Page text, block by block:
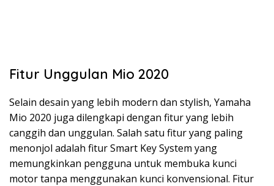
Fitur Unggulan Mio 2020
Selain desain yang lebih modern dan stylish, Yamaha
Mio 2020 juga dilengkapi dengan fitur yang lebih
canggih dan unggulan. Salah satu fitur yang paling
menonjol adalah fitur Smart Key System yang
memungkinkan pengguna untuk membuka kunci
motor tanpa menggunakan kunci konvensional. Fitur